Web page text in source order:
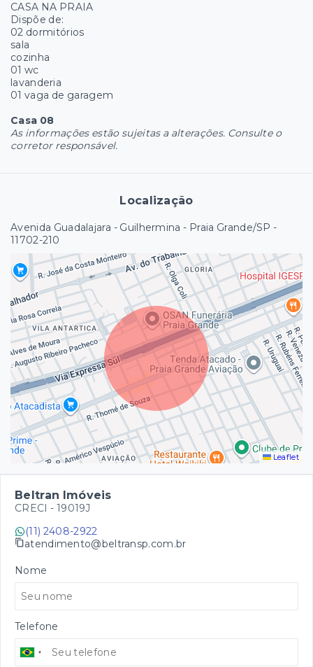
CASA NA PRAIA
Dispõe de:
02 dormitórios
sala
cozinha
01 wc
lavanderia
01 vaga de garagem
Casa 08
As informações estão sujeitas a alterações. Consulte o
corretor responsável.
Localização
Avenida Guadalajara - Guilhermina - Praia Grande/SP -
11702-210
Leaflet
Beltran Imóveis
CRECI - 19019J
(11) 2408-2922
atendimento@beltransp.com.br
Nome
Telefone